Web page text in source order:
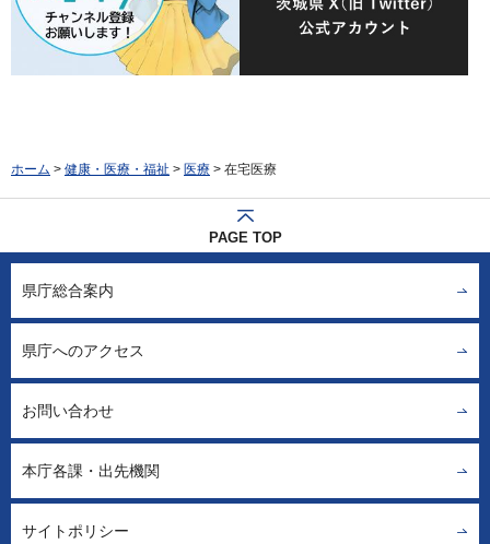
ホーム > 健康・医療・福祉 > 医療 > 在宅医療
PAGE TOP
県庁総合案内
県庁へのアクセス
お問い合わせ
本庁各課・出先機関
サイトポリシー